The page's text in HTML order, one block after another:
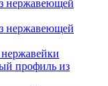
нержавеющей
нержавеющей
профиль из